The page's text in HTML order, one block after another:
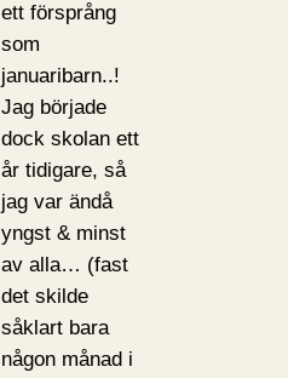
ett försprång
som
januaribarn..!
Jag började
dock skolan ett
år tidigare, så
jag var ändå
yngst & minst
av alla… (fast
det skilde
såklart bara
någon månad i